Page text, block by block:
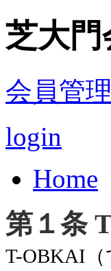
芝大門
会員管理
login
Home
第１条
T-OBKAI